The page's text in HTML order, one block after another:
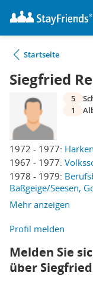
Startseite
Siegfried
1972 - 1977:
1967 - 1977:
1978 - 1979:
Baßgeige/Seesen,
Mehr anzeigen
5
1
Profil melden
Melden Sie
über